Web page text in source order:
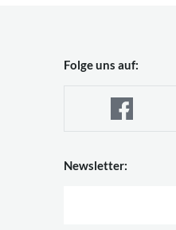
Folge uns auf:
Newsletter: